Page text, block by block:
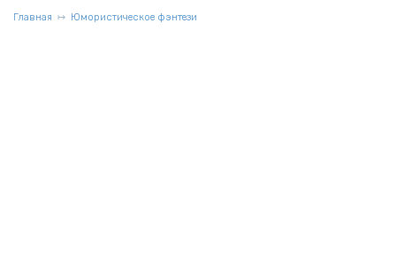
Главная Юмористическое фэнтези